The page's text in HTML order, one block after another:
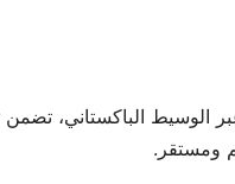
الوسيط الباكستاني، تضمن
ومستقر.